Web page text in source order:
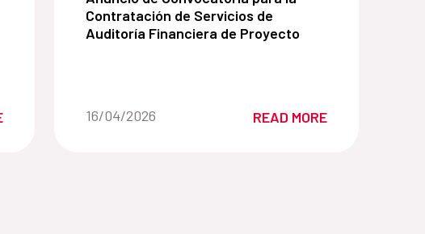
Contratación de Servicios de
Auditoría Financiera de Proyecto
Date of the news::
16/04/2026 READ MORE